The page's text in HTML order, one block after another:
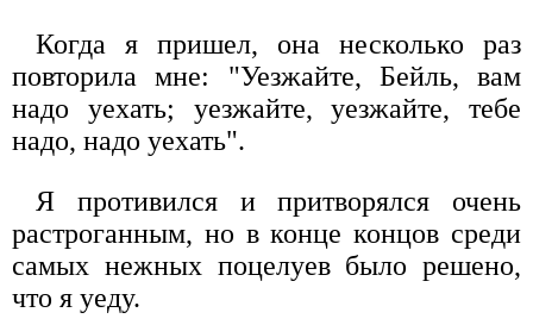
Когда я пришел, она несколько раз
повторила мне: "Уезжайте, Бейль, вам
надо уехать; уезжайте, уезжайте, тебе
надо, надо уехать".
Я противился и притворялся очень
растроганным, но в конце концов среди
самых нежных поцелуев было решено,
что я уеду.